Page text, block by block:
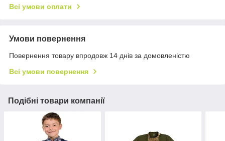
Всі умови оплати
Умови повернення
Повернення товару впродовж 14 днів за домовленістю
Всі умови повернення
Подібні товари компанії